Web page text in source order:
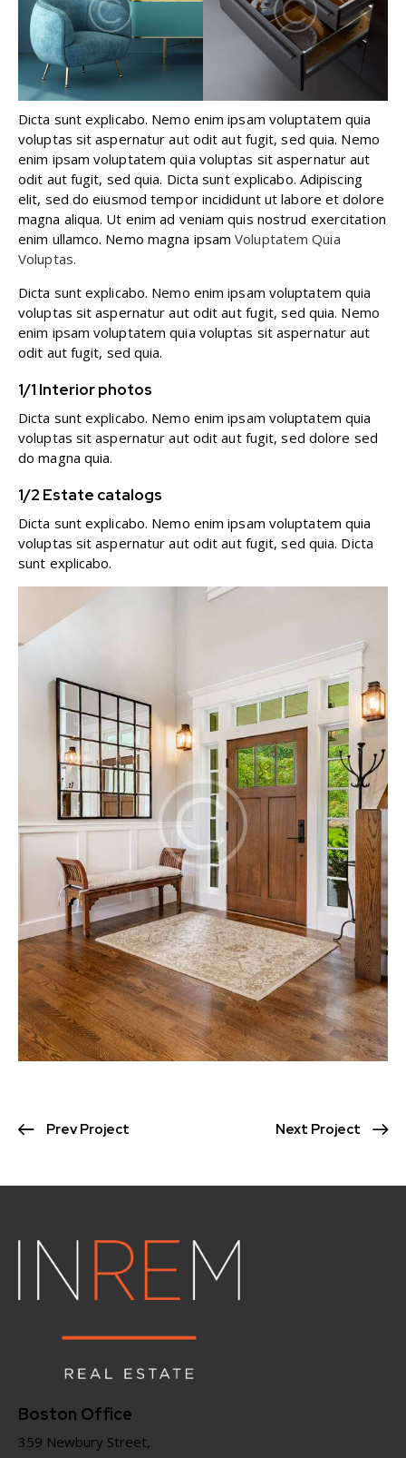
Dicta sunt explicabo. Nemo enim ipsam voluptatem quia
voluptas sit aspernatur aut odit aut fugit, sed quia. Nemo
enim ipsam voluptatem quia voluptas sit aspernatur aut
odit aut fugit, sed quia. Dicta sunt explicabo. Adipiscing
elit, sed do eiusmod tempor incididunt ut labore et dolore
magna aliqua. Ut enim ad veniam quis nostrud exercitation
enim ullamco. Nemo magna ipsamVoluptatem Quia
Voluptas.
Dicta sunt explicabo. Nemo enim ipsam voluptatem quia
voluptas sit aspernatur aut odit aut fugit, sed quia. Nemo
enim ipsam voluptatem quia voluptas sit aspernatur aut
odit aut fugit, sed quia.
1/1 Interior photos
Dicta sunt explicabo. Nemo enim ipsam voluptatem quia
voluptas sit aspernatur aut odit aut fugit, sed dolore sed
do magna quia.
1/2 Estate catalogs
Dicta sunt explicabo. Nemo enim ipsam voluptatem quia
voluptas sit aspernatur aut odit aut fugit, sed quia. Dicta
sunt explicabo.
Prev Project Next Project
Boston Office
359 Newbury Street,